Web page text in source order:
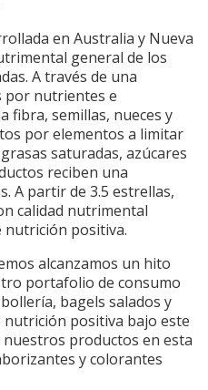
en Australia y Nueva
general de los
A través de una
nutrientes e
fibra, semillas, nueces y
por elementos a limitar
saturadas, azúcares
reciben una
A partir de 3.5 estrellas,
calidad nutrimental
nutrición positiva.
alcanzamos un hito
portafolio de consumo
bagels salados y
positiva bajo este
nuestros productos en esta
y colorantes